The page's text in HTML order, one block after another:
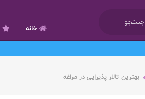
جستجو
خانه
بهترین تالار پذیرایی در مراغه